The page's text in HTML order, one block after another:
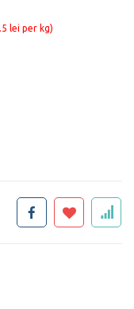
lei per kg)